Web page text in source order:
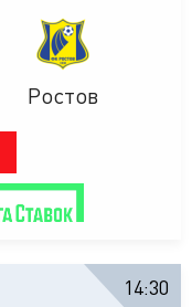
Ростов
14:30